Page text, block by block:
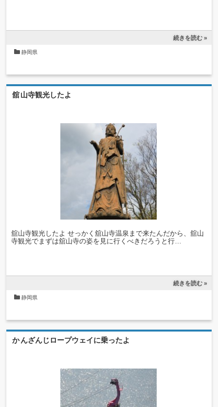
続きを読む »
静岡県
舘山寺観光したよ
舘山寺観光したよ せっかく舘山寺温泉まで来たんだから、舘山
寺観光でまずは舘山寺の姿を見に行くべきだろうと行…
続きを読む »
静岡県
かんざんじロープウェイに乗ったよ